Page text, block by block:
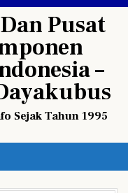
Pusat
–
Sejak Tahun 1995